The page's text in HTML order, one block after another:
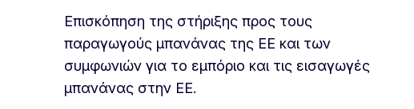
Επισκόπηση της στήριξης προς τους
παραγωγούς μπανάνας της ΕΕ και των
συμφωνιών για το εμπόριο και τις εισαγωγές
μπανάνας στην ΕΕ.